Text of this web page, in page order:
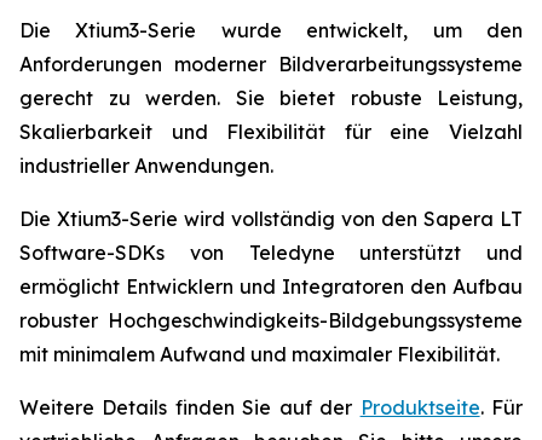
Die Xtium3-Serie wurde entwickelt, um den
Anforderungen moderner Bildverarbeitungssysteme
gerecht zu werden. Sie bietet robuste Leistung,
Skalierbarkeit und Flexibilität für eine Vielzahl
industrieller Anwendungen.
Die Xtium3-Serie wird vollständig von den Sapera LT
Software-SDKs von Teledyne unterstützt und
ermöglicht Entwicklern und Integratoren den Aufbau
robuster Hochgeschwindigkeits-Bildgebungssysteme
mit minimalem Aufwand und maximaler Flexibilität.
Weitere Details finden Sie auf der Produktseite. Für